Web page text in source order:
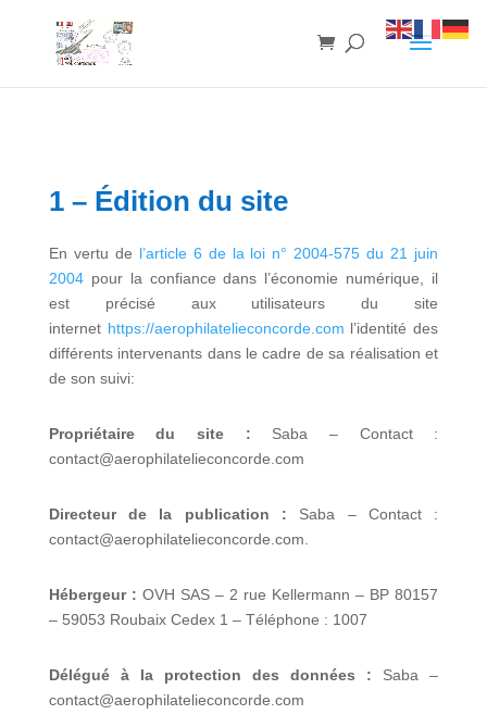
1 – Édition du site
En vertu de l’article 6 de la loi n° 2004-575 du 21 juin
2004pour la confiance dans l’économie numérique, il
est précisé aux utilisateurs du site
internet https://aerophilatelieconcorde.com l’identité des
différents intervenants dans le cadre de sa réalisation et
de son suivi:
Propriétaire du site : Saba – Contact :
contact@aerophilatelieconcorde.com
Directeur de la publication : Saba – Contact :
contact@aerophilatelieconcorde.com.
Hébergeur : OVH SAS – 2 rue Kellermann – BP 80157
– 59053 Roubaix Cedex 1 – Téléphone : 1007
Délégué à la protection des données : Saba –
contact@aerophilatelieconcorde.com